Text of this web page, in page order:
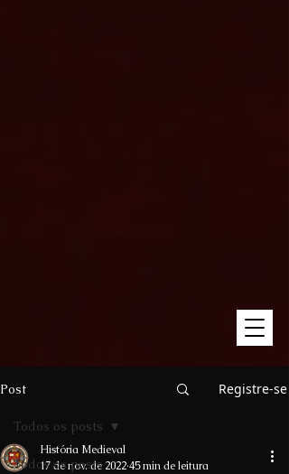
Post Registre-se
Todos os posts
Todos os posts
História Medieval
17 de nov. de 202245 min de leitura